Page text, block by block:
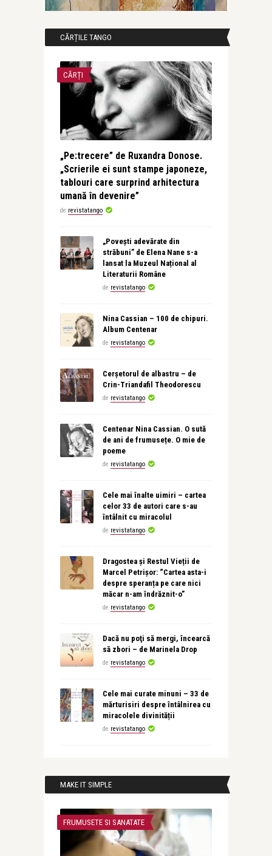
CĂRȚILE TANGO
CĂRȚI
„Pe:trecere” de Ruxandra Donose.
„Scrierile ei sunt stampe japoneze,
tablouri care surprind arhitectura
umană în devenire”
de revistatango
„Povești adevărate din
străbuni” de Elena Nane s-a
lansat la Muzeul Național al
Literaturii Române
de revistatango
Nina Cassian – 100 de chipuri.
Album Centenar
de revistatango
Cerșetorul de albastru – de
Crin-Triandafil Theodorescu
de revistatango
Centenar Nina Cassian. O sută
de ani de frumusețe. O mie de
poeme
de revistatango
Cele mai înalte uimiri – cartea
celor 33 de autori care s-au
întâlnit cu miracolul
de revistatango
Dragostea și Restul Vieții de
Marcel Petrișor: “Cartea asta-i
despre speranța pe care nici
măcar n-am îndrăznit-o”
de revistatango
Dacă nu poţi să mergi, încearcă
să zbori – de Marinela Drop
de revistatango
Cele mai curate minuni – 33 de
mărturisiri despre întâlnirea cu
miracolele divinității
de revistatango
MAKE IT SIMPLE
FRUMUSETE SI SANATATE